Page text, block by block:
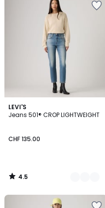
LEVI'S
Jeans 501® CROP LIGHTWEIGHT
CHF 135.00
4.5
/ 5
2
Colori
4.5
/